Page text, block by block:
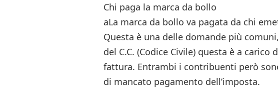
Chi paga la marca da bollo
aLa marca da bollo va pagata da chi
Questa è una delle domande più
del C.C. (Codice Civile) questa è a
fattura. Entrambi i contribuenti però
di mancato pagamento dell’imposta.